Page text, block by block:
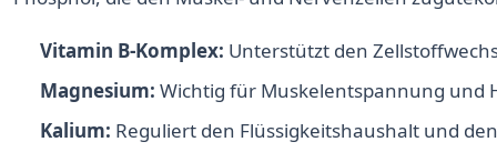
Vitamin B-Komplex: Unterstützt den
Magnesium: Wichtig für Muskelentspannung und
Kalium: Reguliert den Flüssigkeitshaushalt und